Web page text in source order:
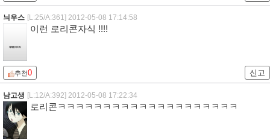
늬우스 [L:25/A:361] 2012-05-08 17:14:58
이런 로리콘자식 !!!!
추천0 신고
남고생 [L:12/A:392] 2012-05-08 17:22:34
로리콘ㅋㅋㅋㅋㅋㅋㅋㅋㅋㅋㅋㅋㅋㅋㅋㅋㅋㅋㅋㅋ